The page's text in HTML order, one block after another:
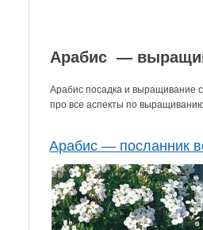
Арабис —
Арабис посадка и выращивание
про все аспекты по
Арабис — посланник